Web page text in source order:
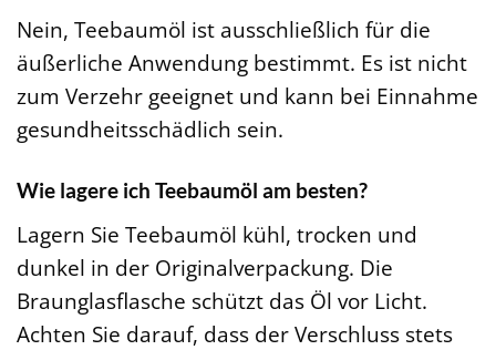
Nein, Teebaumöl ist ausschließlich für die
äußerliche Anwendung bestimmt. Es ist nicht
zum Verzehr geeignet und kann bei Einnahme
gesundheitsschädlich sein.
Wie lagere ich Teebaumöl am besten?
Lagern Sie Teebaumöl kühl, trocken und
dunkel in der Originalverpackung. Die
Braunglasflasche schützt das Öl vor Licht.
Achten Sie darauf, dass der Verschluss stets